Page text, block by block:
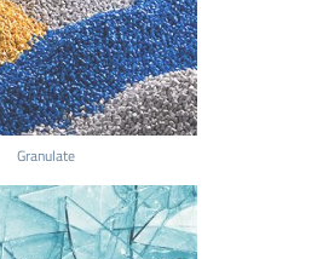
Granulate